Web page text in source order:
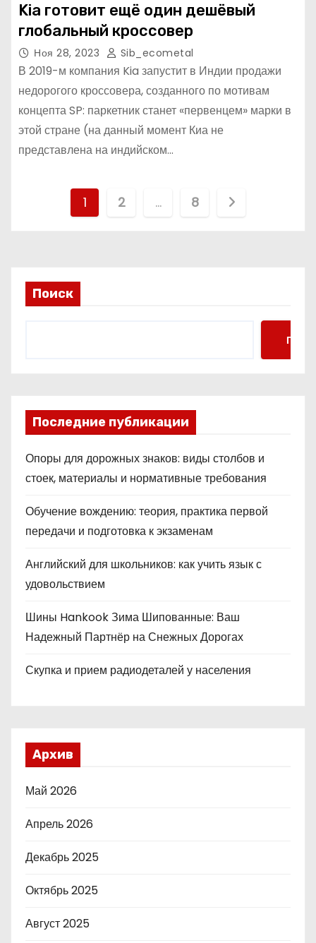
Kia готовит ещё один дешёвый
глобальный кроссовер
Ноя 28, 2023 Sib_ecometal
В 2019-м компания Kia запустит в Индии продажи
недорогого кроссовера, созданного по мотивам
концепта SP: паркетник станет «первенцем» марки в
этой стране (на данный момент Киа не
представлена на индийском…
и
и
я
з
п
и
с
е
й
1 2 … 8
Поиск
Поиск
Последние публикации
Опоры для дорожных знаков: виды столбов и
стоек, материалы и нормативные требования
Обучение вождению: теория, практика первой
передачи и подготовка к экзаменам
Английский для школьников: как учить язык с
удовольствием
Шины Hankook Зима Шипованные: Ваш
Надежный Партнёр на Снежных Дорогах
Скупка и прием радиодеталей у населения
Архив
Май 2026
Апрель 2026
Декабрь 2025
Октябрь 2025
Август 2025